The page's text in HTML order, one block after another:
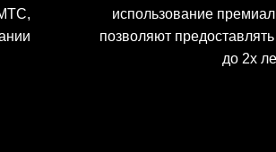
использование
позволяют
до 2х